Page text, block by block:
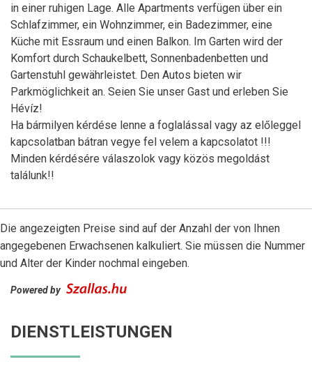
in einer ruhigen Lage. Alle Apartments verfügen über ein
Schlafzimmer, ein Wohnzimmer, ein Badezimmer, eine
Küche mit Essraum und einen Balkon. Im Garten wird der
Komfort durch Schaukelbett, Sonnenbadenbetten und
Gartenstuhl gewährleistet. Den Autos bieten wir
Parkmöglichkeit an. Seien Sie unser Gast und erleben Sie
Hévíz!
Ha bármilyen kérdése lenne a foglalással vagy az előleggel
kapcsolatban bátran vegye fel velem a kapcsolatot !!!
Minden kérdésére válaszolok vagy közös megoldást
találunk!!
Die angezeigten Preise sind auf der Anzahl der von Ihnen
angegebenen Erwachsenen kalkuliert. Sie müssen die Nummer
und Alter der Kinder nochmal eingeben.
Powered by
DIENSTLEISTUNGEN